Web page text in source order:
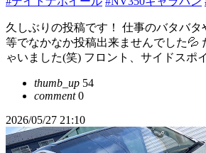
久しぶりの投稿です！ 仕事のバタバタ
等でなかなか投稿出来ませんでした💦
ゃいました(笑) フロント、サイドスポ
thumb_up 54
comment0
2026/05/27 21:10